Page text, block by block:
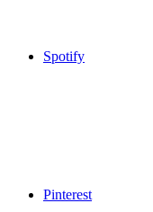
Spotify
Pinterest